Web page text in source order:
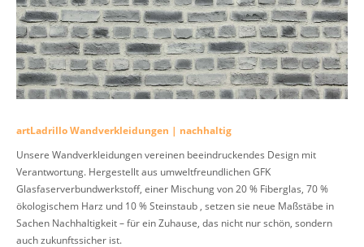
artLadrillo Wandverkleidungen | nachhaltig
Unsere Wandverkleidungen vereinen beeindruckendes Design mit
Verantwortung. Hergestellt aus umweltfreundlichen GFK
Glasfaserverbundwerkstoff, einer Mischung von 20 % Fiberglas, 70 %
ökologischem Harz und 10 % Steinstaub , setzen sie neue Maßstäbe in
Sachen Nachhaltigkeit – für ein Zuhause, das nicht nur schön, sondern
auch zukunftssicher ist.